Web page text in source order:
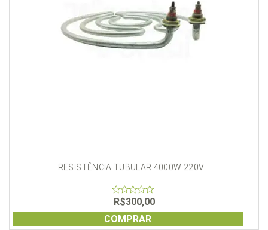
RESISTÊNCIA TUBULAR 4000W 220V
0
out
of
5
R$300,00
COMPRAR